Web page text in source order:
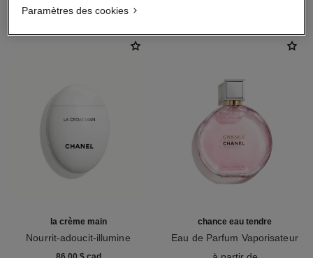
la crème main
Nourrit-adoucit-illumine
chance eau tendre
Eau de Parfum Vaporisateur
Paramètres des cookies